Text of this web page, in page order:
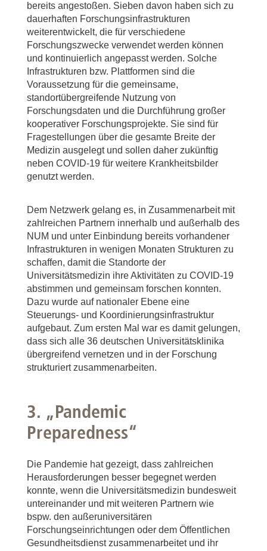
bereits angestoßen. Sieben davon haben sich zu
dauerhaften Forschungsinfrastrukturen
weiterentwickelt, die für verschiedene
Forschungszwecke verwendet werden können
und kontinuierlich angepasst werden. Solche
Infrastrukturen bzw. Plattformen sind die
Voraussetzung für die gemeinsame,
standortübergreifende Nutzung von
Forschungsdaten und die Durchführung großer
kooperativer Forschungsprojekte. Sie sind für
Fragestellungen über die gesamte Breite der
Medizin ausgelegt und sollen daher zukünftig
neben COVID-19 für weitere Krankheitsbilder
genutzt werden.
Dem Netzwerk gelang es, in Zusammenarbeit mit
zahlreichen Partnern innerhalb und außerhalb des
NUM und unter Einbindung bereits vorhandener
Infrastrukturen in wenigen Monaten Strukturen zu
schaffen, damit die Standorte der
Universitätsmedizin ihre Aktivitäten zu COVID-19
abstimmen und gemeinsam forschen konnten.
Dazu wurde auf nationaler Ebene eine
Steuerungs- und Koordinierungsinfrastruktur
aufgebaut. Zum ersten Mal war es damit gelungen,
dass sich alle 36 deutschen Universitätsklinika
übergreifend vernetzen und in der Forschung
strukturiert zusammenarbeiten.
3. „Pandemic
Preparedness“
Die Pandemie hat gezeigt, dass zahlreichen
Herausforderungen besser begegnet werden
konnte, wenn die Universitätsmedizin bundesweit
untereinander und mit weiteren Partnern wie
bspw. den außeruniversitären
Forschungseinrichtungen oder dem Öffentlichen
Gesundheitsdienst zusammenarbeitet und ihr